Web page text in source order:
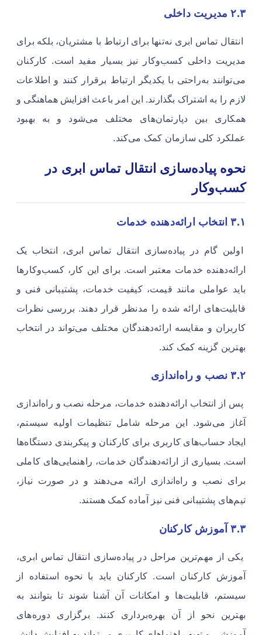
۲.۳ مدیریت داخلی
انتقال تماس ابری نه‌تنها برای ارتباط با مشتریان، بلکه برای
مدیریت داخلی کسب‌وکار نیز بسیار مفید است. کارکنان
می‌توانند به‌راحتی با یکدیگر ارتباط برقرار کنند و اطلاعات
لازم را به اشتراک بگذارند. این امر باعث افزایش هماهنگی و
همکاری بین دپارتمان‌های مختلف می‌شود و به بهبود
عملکرد کلی سازمان کمک می‌کند.
نحوه پیاده‌سازی انتقال تماس ابری در
کسب‌وکار
۳.۱ انتخاب ارائه‌دهنده خدمات
اولین گام در پیاده‌سازی انتقال تماس ابری، انتخاب یک
ارائه‌دهنده خدمات معتبر است. برای این کار، کسب‌وکارها
باید عواملی مانند قیمت، کیفیت خدمات، پشتیبانی فنی و
قابلیت‌های ارائه شده را مدنظر قرار دهند. بررسی نظرات
کاربران و مقایسه ارائه‌دهندگان مختلف می‌تواند در انتخاب
بهترین گزینه کمک کند.
۳.۲ نصب و راه‌اندازی
پس از انتخاب ارائه‌دهنده خدمات، مرحله نصب و راه‌اندازی
آغاز می‌شود. این مرحله شامل تنظیمات اولیه سیستم،
ایجاد حساب‌های کاربری برای کارکنان و پیکربندی دستگاه‌ها
است. بسیاری از ارائه‌دهندگان خدمات، راهنمایی‌های کاملی
برای نصب و راه‌اندازی ارائه می‌دهند و در صورت نیاز،
تیم‌های پشتیبانی فنی نیز آماده کمک هستند.
۳.۳ آموزش کارکنان
یکی از مهم‌ترین مراحل در پیاده‌سازی انتقال تماس ابری،
آموزش کارکنان است. کارکنان باید با نحوه استفاده از
سیستم، قابلیت‌ها و امکانات آن آشنا شوند تا بتوانند به
بهترین نحو از آن بهره‌برداری کنند. برگزاری دوره‌های